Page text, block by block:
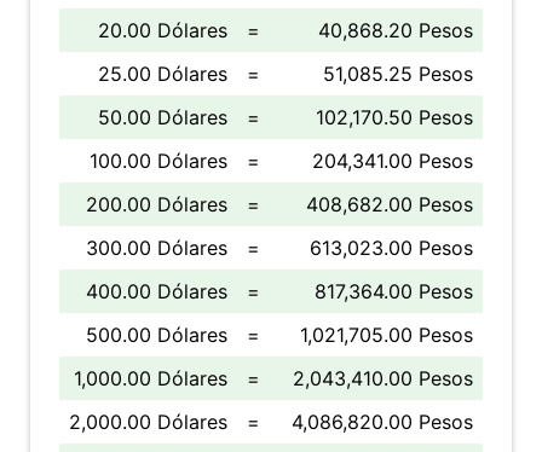
20.00 Dólares
=
40,868.20 Pesos
25.00 Dólares
=
51,085.25 Pesos
50.00 Dólares
=
102,170.50 Pesos
100.00 Dólares
=
204,341.00 Pesos
200.00 Dólares
=
408,682.00 Pesos
300.00 Dólares
=
613,023.00 Pesos
400.00 Dólares
=
817,364.00 Pesos
500.00 Dólares
=
1,021,705.00 Pesos
1,000.00 Dólares
=
2,043,410.00 Pesos
2,000.00 Dólares
=
4,086,820.00 Pesos